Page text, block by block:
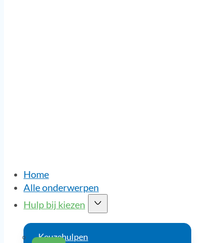
Home
Alle onderwerpen
Hulp bij kiezen
Keuzehulpen